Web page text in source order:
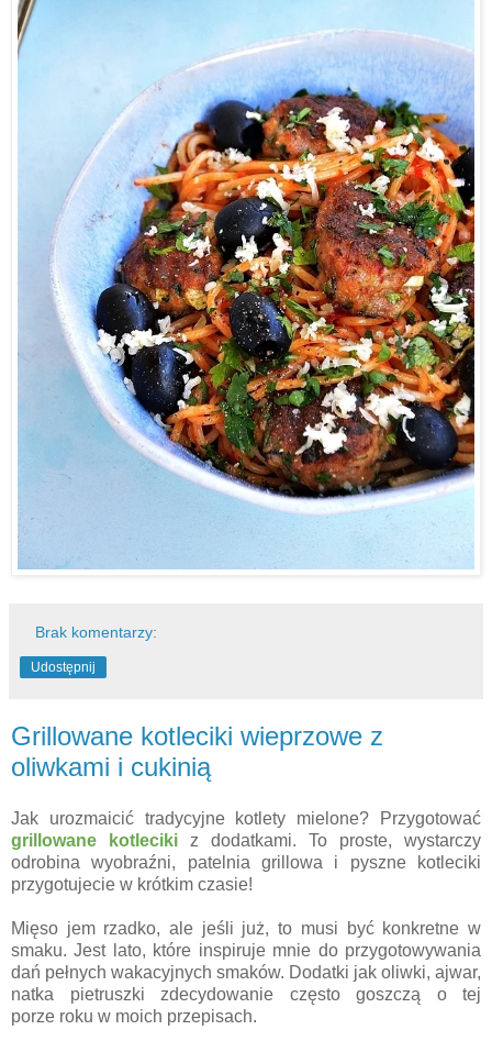
Brak komentarzy:
Udostępnij
Grillowane kotleciki wieprzowe z
oliwkami i cukinią
Jak urozmaicić tradycyjne kotlety mielone? Przygotować
grillowane kotleciki z dodatkami. To proste, wystarczy
odrobina wyobraźni, patelnia grillowa i pyszne kotleciki
przygotujecie w krótkim czasie!
Mięso jem rzadko, ale jeśli już, to musi być konkretne w
smaku. Jest lato, które inspiruje mnie do przygotowywania
dań pełnych wakacyjnych smaków. Dodatki jak oliwki, ajwar,
natka pietruszki zdecydowanie często goszczą o tej
porze roku w moich przepisach.